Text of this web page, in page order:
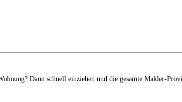
Dann schnell einziehen und die gesamte Makler-